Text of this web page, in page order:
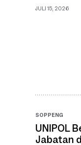
kelurahan.
JULI 15, 2026
SOPPENG
UNIPOL
Jabatan